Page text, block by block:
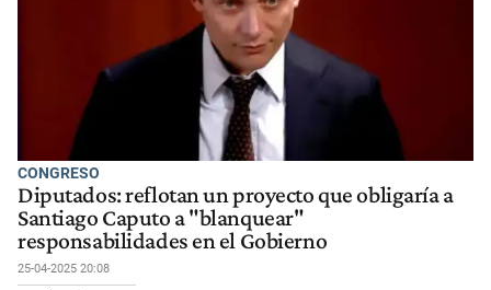
CONGRESO
Diputados: reflotan un proyecto que obligaría a
Santiago Caputo a "blanquear"
responsabilidades en el Gobierno
25-04-2025 20:08